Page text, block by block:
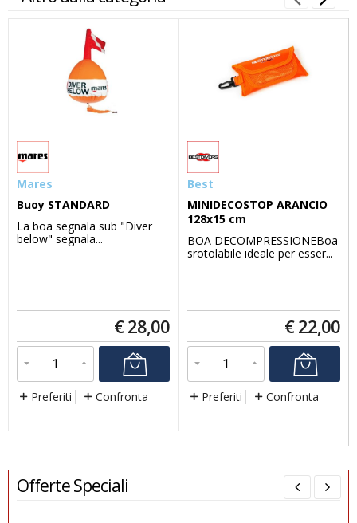
Mares
Buoy STANDARD
La boa segnala sub "Diver
below" segnala...
€ 28,00
Preferiti Confronta
Best
MINIDECOSTOP ARANCIO
128x15 cm
BOA DECOMPRESSIONEBoa
srotolabile ideale per esser...
€ 22,00
Preferiti Confronta
Offerte Speciali